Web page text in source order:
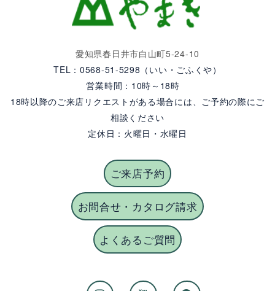
愛知県春日井市白山町5-24-10
TEL：0568-51-5298（いい・ごふくや）
営業時間：10時～18時
18時以降のご来店リクエストがある場合には、ご予約の際にご
相談ください
定休日：火曜日・水曜日
ご来店予約
お問合せ・カタログ請求
よくあるご質問